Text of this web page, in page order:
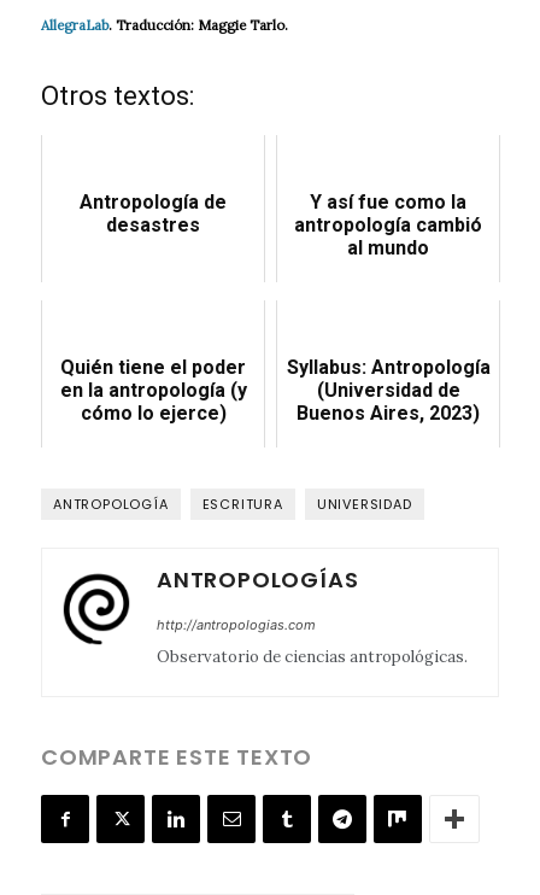
AllegraLab. Traducción: Maggie Tarlo.
Otros textos:
Antropología de
desastres
Y así fue como la
antropología cambió
al mundo
Quién tiene el poder
en la antropología (y
cómo lo ejerce)
Syllabus: Antropología
(Universidad de
Buenos Aires, 2023)
ANTROPOLOGÍA ESCRITURA UNIVERSIDAD
ANTROPOLOGÍAS
http://antropologias.com
Observatorio de ciencias antropológicas.
COMPARTE ESTE TEXTO